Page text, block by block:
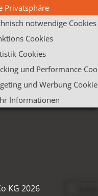
KG 2026
Privatsphäre
notwendige Cookies
Cookies
Cookies
und Performance
und Werbung
Informationen